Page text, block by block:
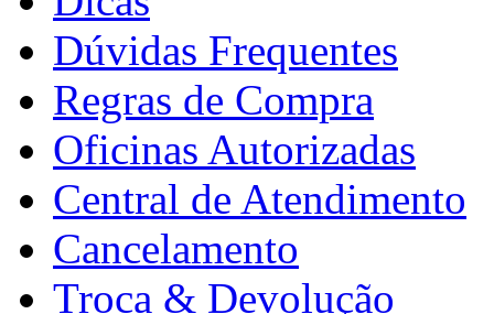
Dúvidas Frequentes
Regras de Compra
Oficinas Autorizadas
Central de Atendimento
Cancelamento
Troca & Devolução